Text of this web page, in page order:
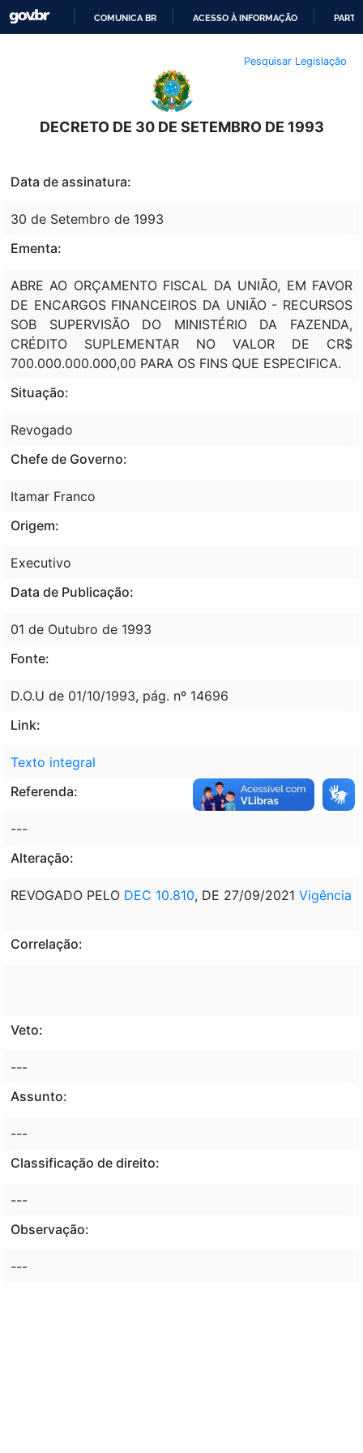
O
CONTEÚDO
COMUNICA BR ACESSO À INFORMAÇÃO
Pesquisar Legislação
DECRETO DE 30 DE SETEMBRO DE 1993
Data de assinatura:
30 de Setembro de 1993
Ementa:
ABRE AO ORÇAMENTO FISCAL DA UNIÃO, EM FAVOR
DE ENCARGOS FINANCEIROS DA UNIÃO - RECURSOS
SOB SUPERVISÃO DO MINISTÉRIO DA FAZENDA,
CRÉDITO SUPLEMENTAR NO VALOR DE CR$
700.000.000.000,00 PARA OS FINS QUE ESPECIFICA.
Situação:
Revogado
Chefe de Governo:
Itamar Franco
Origem:
Executivo
Data de Publicação:
01 de Outubro de 1993
Fonte:
D.O.U de 01/10/1993, pág. nº 14696
Link:
Texto integral
Referenda:
---
Alteração:
REVOGADO PELO DEC 10.810, DE 27/09/2021 Vigência
Correlação:
Veto:
---
Assunto:
---
Classificação de direito:
---
Observação:
---